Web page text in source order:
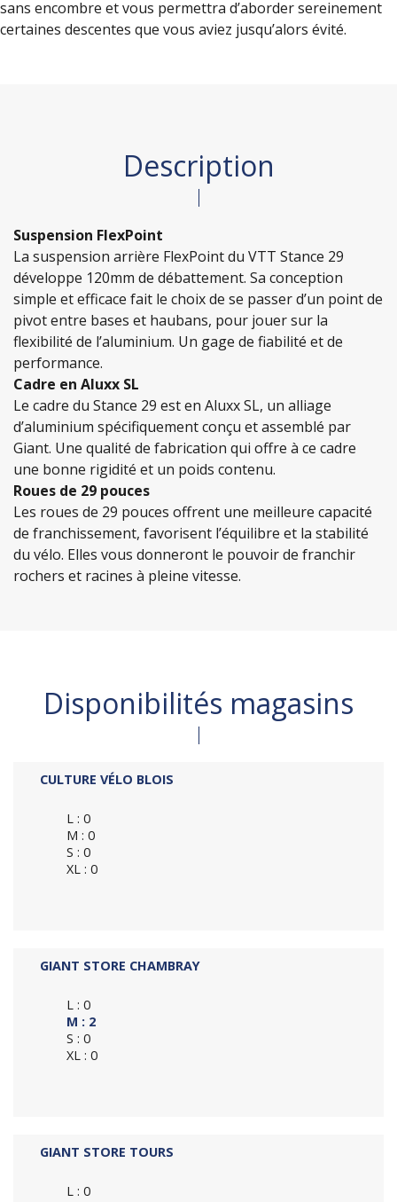
sans encombre et vous permettra d’aborder sereinement
certaines descentes que vous aviez jusqu’alors évité.
Description
Suspension FlexPoint
La suspension arrière FlexPoint du VTT Stance 29
développe 120mm de débattement. Sa conception
simple et efficace fait le choix de se passer d’un point de
pivot entre bases et haubans, pour jouer sur la
flexibilité de l’aluminium. Un gage de fiabilité et de
performance.
Cadre en Aluxx SL
Le cadre du Stance 29 est en Aluxx SL, un alliage
d’aluminium spécifiquement conçu et assemblé par
Giant. Une qualité de fabrication qui offre à ce cadre
une bonne rigidité et un poids contenu.
Roues de 29 pouces
Les roues de 29 pouces offrent une meilleure capacité
de franchissement, favorisent l’équilibre et la stabilité
du vélo. Elles vous donneront le pouvoir de franchir
rochers et racines à pleine vitesse.
Disponibilités magasins
CULTURE VÉLO BLOIS
L : 0
M : 0
S : 0
XL : 0
GIANT STORE CHAMBRAY
L : 0
M : 2
S : 0
XL : 0
GIANT STORE TOURS
L : 0